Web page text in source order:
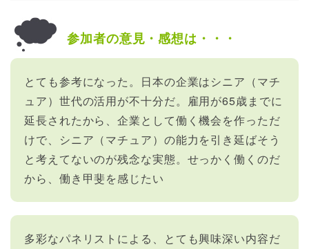
参加者の意見・感想は・・・
とても参考になった。日本の企業はシニア（マチ
ュア）世代の活用が不十分だ。雇用が65歳までに
延長されたから、企業として働く機会を作っただ
けで、シニア（マチュア）の能力を引き延ばそう
と考えてないのが残念な実態。せっかく働くのだ
から、働き甲斐を感じたい
多彩なパネリストによる、とても興味深い内容だ